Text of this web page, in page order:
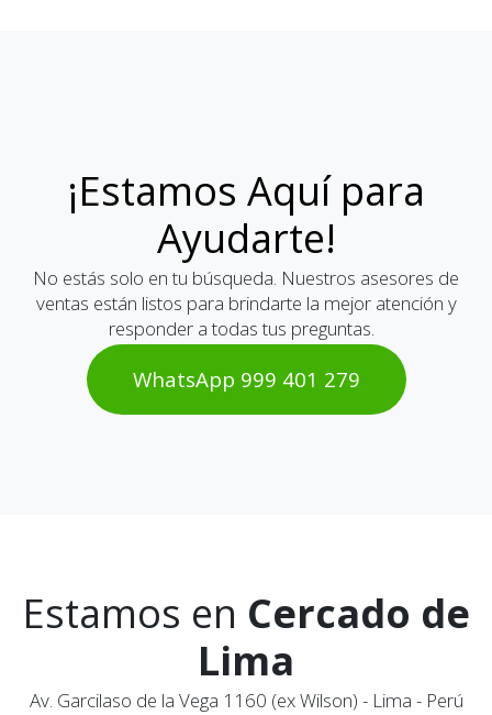
¡Estamos Aquí para
Ayudarte!
No estás solo en tu búsqueda. Nuestros asesores de
ventas están listos para brindarte la mejor atención y
responder a todas tus preguntas.
WhatsAp​​​​p 999 401 2​​79
Estamos en Cercado de
Lima
Av. Garcilaso de la Vega 1160 (ex Wilson) - Lima - Perú